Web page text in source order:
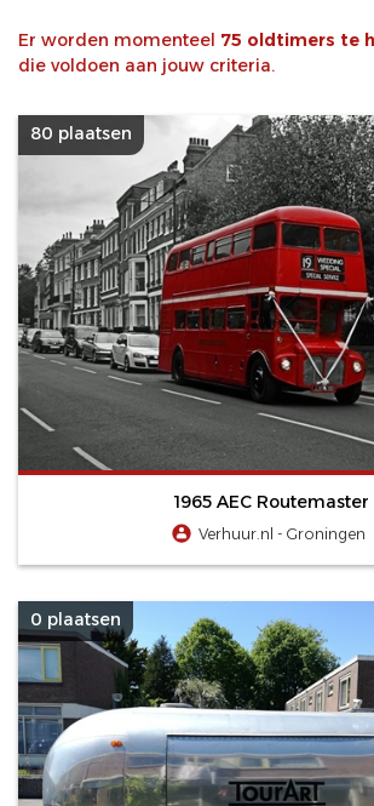
Er worden momenteel 75 oldtimers te
die voldoen aan jouw criteria.
80 plaatsen
1965 AEC Routemaster
Verhuur.nl - Groningen
0 plaatsen